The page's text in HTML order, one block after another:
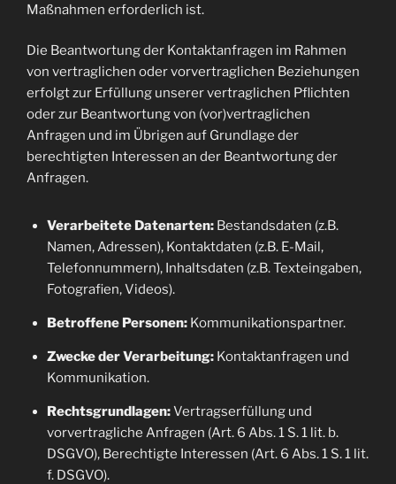
Maßnahmen erforderlich ist.
Die Beantwortung der Kontaktanfragen im Rahmen
von vertraglichen oder vorvertraglichen Beziehungen
erfolgt zur Erfüllung unserer vertraglichen Pflichten
oder zur Beantwortung von (vor)vertraglichen
Anfragen und im Übrigen auf Grundlage der
berechtigten Interessen an der Beantwortung der
Anfragen.
Verarbeitete Datenarten:Bestandsdaten (z.B.
Namen, Adressen), Kontaktdaten (z.B. E-Mail,
Telefonnummern), Inhaltsdaten (z.B. Texteingaben,
Fotografien, Videos).
Betroffene Personen:Kommunikationspartner.
Zwecke der Verarbeitung:Kontaktanfragen und
Kommunikation.
Rechtsgrundlagen:Vertragserfüllung und
vorvertragliche Anfragen (Art. 6 Abs. 1 S. 1 lit. b.
DSGVO), Berechtigte Interessen (Art. 6 Abs. 1 S. 1 lit.
f. DSGVO).